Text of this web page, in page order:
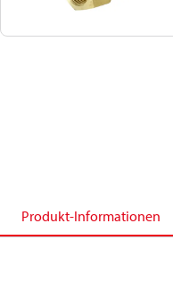
Produkt-Informationen